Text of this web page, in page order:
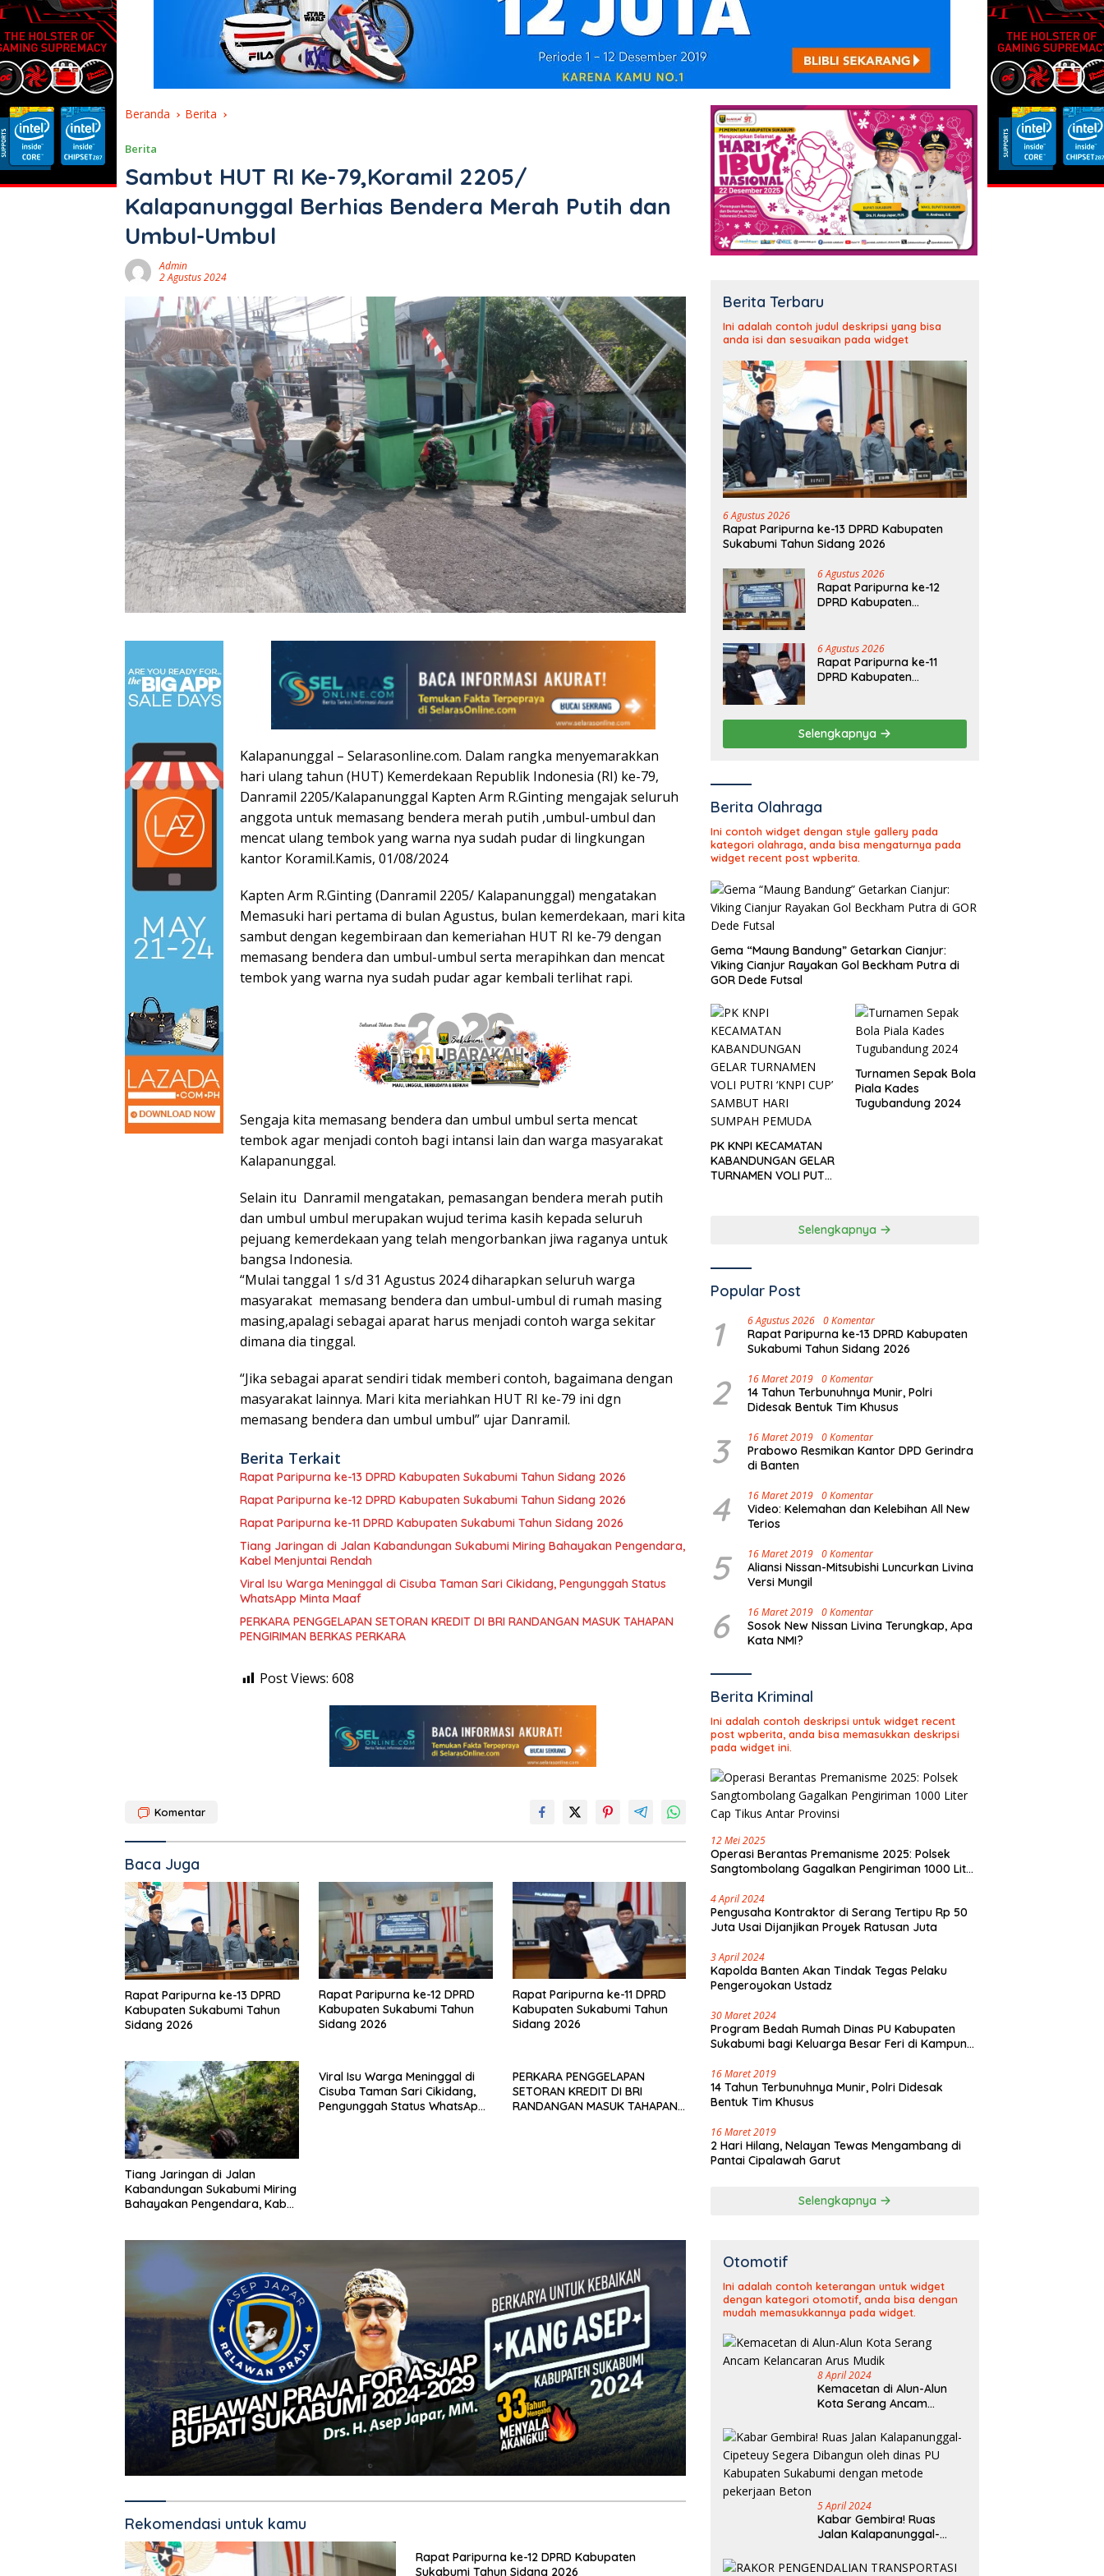
Beranda Berita
Berita
Sambut HUT RI Ke-79,Koramil 2205/
Kalapanunggal Berhias Bendera Merah Putih dan
Umbul-Umbul
Admin
2 Agustus 2024
Kalapanunggal – Selarasonline.com. Dalam rangka menyemarakkan
hari ulang tahun (HUT) Kemerdekaan Republik Indonesia (RI) ke-79,
Danramil 2205/Kalapanunggal Kapten Arm R.Ginting mengajak seluruh
anggota untuk memasang bendera merah putih ,umbul-umbul dan
mencat ulang tembok yang warna nya sudah pudar di lingkungan
kantor Koramil.Kamis, 01/08/2024
Kapten Arm R.Ginting (Danramil 2205/ Kalapanunggal) mengatakan
Memasuki hari pertama di bulan Agustus, bulan kemerdekaan, mari kita
sambut dengan kegembiraan dan kemeriahan HUT RI ke-79 dengan
memasang bendera dan umbul-umbul serta merapihkan dan mencat
tembok yang warna nya sudah pudar agar kembali terlihat rapi.
Sengaja kita memasang bendera dan umbul umbul serta mencat
tembok agar menjadi contoh bagi intansi lain dan warga masyarakat
Kalapanunggal.
Selain itu Danramil mengatakan, pemasangan bendera merah putih
dan umbul umbul merupakan wujud terima kasih kepada seluruh
pejuang kemerdekaan yang telah mengorbankan jiwa raganya untuk
bangsa Indonesia.
“Mulai tanggal 1 s/d 31 Agustus 2024 diharapkan seluruh warga
masyarakat memasang bendera dan umbul-umbul di rumah masing
masing,apalagi sebagai aparat harus menjadi contoh warga sekitar
dimana dia tinggal.
“Jika sebagai aparat sendiri tidak memberi contoh, bagaimana dengan
masyarakat lainnya. Mari kita meriahkan HUT RI ke-79 ini dgn
memasang bendera dan umbul umbul” ujar Danramil.
Berita Terkait
Rapat Paripurna ke-13 DPRD Kabupaten Sukabumi Tahun Sidang 2026
Rapat Paripurna ke-12 DPRD Kabupaten Sukabumi Tahun Sidang 2026
Rapat Paripurna ke-11 DPRD Kabupaten Sukabumi Tahun Sidang 2026
Tiang Jaringan di Jalan Kabandungan Sukabumi Miring Bahayakan Pengendara,
Kabel Menjuntai Rendah
Viral Isu Warga Meninggal di Cisuba Taman Sari Cikidang, Pengunggah Status
WhatsApp Minta Maaf
PERKARA PENGGELAPAN SETORAN KREDIT DI BRI RANDANGAN MASUK TAHAPAN
PENGIRIMAN BERKAS PERKARA
Post Views: 608
Komentar
Baca Juga
Rapat Paripurna ke-13 DPRD
Kabupaten Sukabumi Tahun
Sidang 2026
Rapat Paripurna ke-12 DPRD
Kabupaten Sukabumi Tahun
Sidang 2026
Rapat Paripurna ke-11 DPRD
Kabupaten Sukabumi Tahun
Sidang 2026
Tiang Jaringan di Jalan
Kabandungan Sukabumi Miring
Bahayakan Pengendara, Kabel
Viral Isu Warga Meninggal di
Cisuba Taman Sari Cikidang,
Pengunggah Status WhatsApp
PERKARA PENGGELAPAN
SETORAN KREDIT DI BRI
RANDANGAN MASUK TAHAPAN
Rekomendasi untuk kamu
Rapat Paripurna ke-12 DPRD Kabupaten
Sukabumi Tahun Sidang 2026
Berita Terbaru
Ini adalah contoh judul deskripsi yang bisa
anda isi dan sesuaikan pada widget
6 Agustus 2026
Rapat Paripurna ke-13 DPRD Kabupaten
Sukabumi Tahun Sidang 2026
6 Agustus 2026
Rapat Paripurna ke-12
DPRD Kabupaten
6 Agustus 2026
Rapat Paripurna ke-11
DPRD Kabupaten
Selengkapnya
Berita Olahraga
Ini contoh widget dengan style gallery pada
kategori olahraga, anda bisa mengaturnya pada
widget recent post wpberita.
Gema “Maung Bandung” Getarkan Cianjur:
Viking Cianjur Rayakan Gol Beckham Putra di
GOR Dede Futsal
PK KNPI KECAMATAN
KABANDUNGAN GELAR
TURNAMEN VOLI PUTRI
Turnamen Sepak Bola
Piala Kades
Tugubandung 2024
Selengkapnya
Popular Post
1 6 Agustus 2026 0 Komentar
Rapat Paripurna ke-13 DPRD Kabupaten
Sukabumi Tahun Sidang 2026
2 16 Maret 2019 0 Komentar
14 Tahun Terbunuhnya Munir, Polri
Didesak Bentuk Tim Khusus
3 16 Maret 2019 0 Komentar
Prabowo Resmikan Kantor DPD Gerindra
di Banten
4 16 Maret 2019 0 Komentar
Video: Kelemahan dan Kelebihan All New
Terios
5 16 Maret 2019 0 Komentar
Aliansi Nissan-Mitsubishi Luncurkan Livina
Versi Mungil
6 16 Maret 2019 0 Komentar
Sosok New Nissan Livina Terungkap, Apa
Kata NMI?
Berita Kriminal
Ini adalah contoh deskripsi untuk widget recent
post wpberita, anda bisa memasukkan deskripsi
pada widget ini.
12 Mei 2025
Operasi Berantas Premanisme 2025: Polsek
Sangtombolang Gagalkan Pengiriman 1000 Liter
4 April 2024
Pengusaha Kontraktor di Serang Tertipu Rp 50
Juta Usai Dijanjikan Proyek Ratusan Juta
3 April 2024
Kapolda Banten Akan Tindak Tegas Pelaku
Pengeroyokan Ustadz
30 Maret 2024
Program Bedah Rumah Dinas PU Kabupaten
Sukabumi bagi Keluarga Besar Feri di Kampung
16 Maret 2019
14 Tahun Terbunuhnya Munir, Polri Didesak
Bentuk Tim Khusus
16 Maret 2019
2 Hari Hilang, Nelayan Tewas Mengambang di
Pantai Cipalawah Garut
Selengkapnya
Otomotif
Ini adalah contoh keterangan untuk widget
dengan kategori otomotif, anda bisa dengan
mudah memasukkannya pada widget.
8 April 2024
Kemacetan di Alun-Alun
Kota Serang Ancam
5 April 2024
Kabar Gembira! Ruas
Jalan Kalapanunggal-
oleh dinas PU Kabupaten